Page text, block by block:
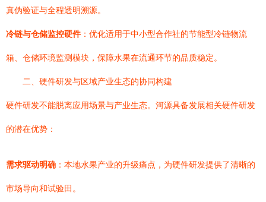
真伪验证与全程透明溯源。
冷链与仓储监控硬件：优化适用于中小型合作社的节能型冷链物流
箱、仓储环境监测模块，保障水果在流通环节的品质稳定。
二、硬件研发与区域产业生态的协同构建
硬件研发不能脱离应用场景与产业生态。河源具备发展相关硬件研发
的潜在优势：
需求驱动明确 ：本地水果产业的升级痛点，为硬件研发提供了清晰的
市场导向和试验田。